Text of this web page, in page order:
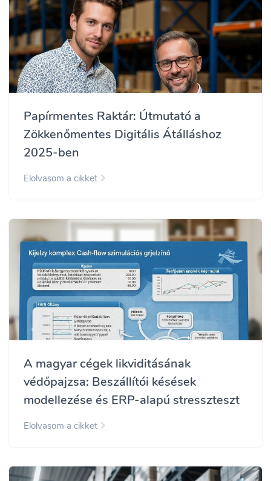
Papírmentes Raktár: Útmutató a
Zökkenőmentes Digitális Átálláshoz
2025-ben
Elolvasom a cikket
A magyar cégek likviditásának
védőpajzsa: Beszállítói késések
modellezése és ERP-alapú stresszteszt
Elolvasom a cikket